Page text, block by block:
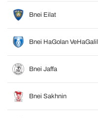
Bnei Eilat
Bnei HaGolan VeHaGalil
Bnei Jaffa
Bnei Sakhnin